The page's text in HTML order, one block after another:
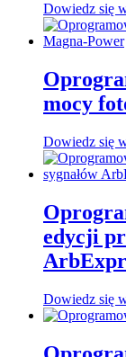
Dowiedz się
mocy
Dowiedz się
edycji
Dowiedz się